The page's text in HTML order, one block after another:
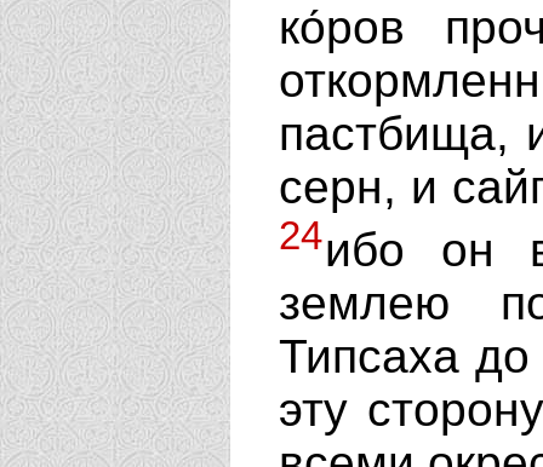
ко́ров
пастбища,
серн, и
24ибо он
землею
Типсаха
эту